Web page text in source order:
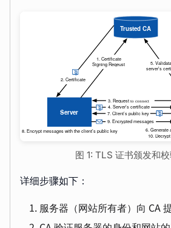
图 1: TLS 证书颁发和
详细步骤如下：
服务器（网站所有者）向 CA